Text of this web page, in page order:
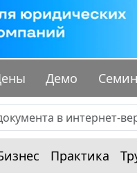
Демо
Практика